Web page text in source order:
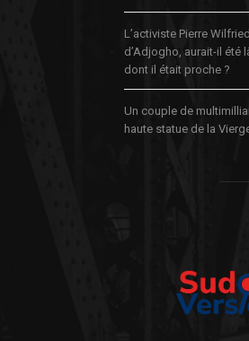
L’activiste Pierre
d’Adjogho, aurait-il été
dont il était proche ?
Un couple de
haute statue de la